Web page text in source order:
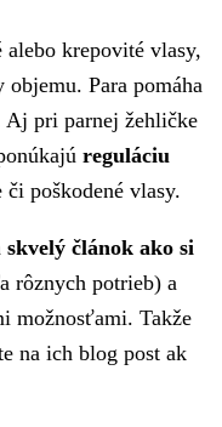
krepovité vlasy,
Para pomáha
pri parnej žehličke
reguláciu
poškodené vlasy.
skvelý článok ako si
rôznych potrieb) a
možnosťami. Takže
na ich blog post ak